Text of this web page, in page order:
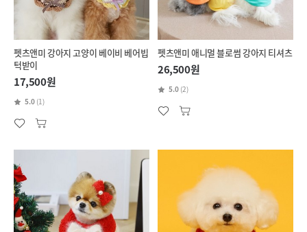
펫츠앤미 강아지 고양이 베이비 베어빕
턱받이
17,500원
5.0 (1)
펫츠앤미 애니멀 블로썸 강아지 티셔츠
26,500원
5.0 (2)